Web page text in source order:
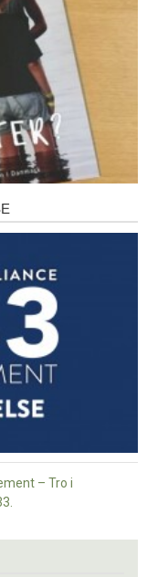
– Tro i